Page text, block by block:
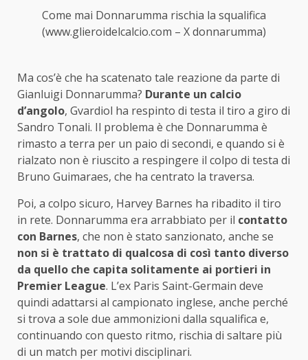
Come mai Donnarumma rischia la squalifica
(www.glieroidelcalcio.com – X donnarumma)
Ma cos’è che ha scatenato tale reazione da parte di
Gianluigi Donnarumma? Durante un calcio
d’angolo, Gvardiol ha respinto di testa il tiro a giro di
Sandro Tonali. Il problema è che Donnarumma è
rimasto a terra per un paio di secondi, e quando si è
rialzato non è riuscito a respingere il colpo di testa di
Bruno Guimaraes, che ha centrato la traversa.
Poi, a colpo sicuro, Harvey Barnes ha ribadito il tiro
in rete. Donnarumma era arrabbiato per il contatto
con Barnes, che non è stato sanzionato, anche se
non si è trattato di qualcosa di così tanto diverso
da quello che capita solitamente ai portieri in
Premier League. L’ex Paris Saint-Germain deve
quindi adattarsi al campionato inglese, anche perché
si trova a sole due ammonizioni dalla squalifica e,
continuando con questo ritmo, rischia di saltare più
di un match per motivi disciplinari.